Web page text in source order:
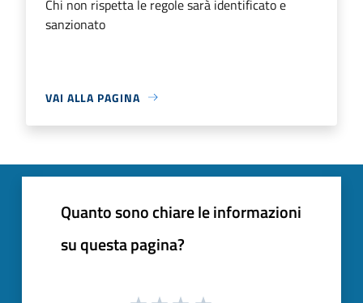
Chi non rispetta le regole sarà identificato e
sanzionato
VAI ALLA PAGINA
Quanto sono chiare le informazioni
su questa pagina?